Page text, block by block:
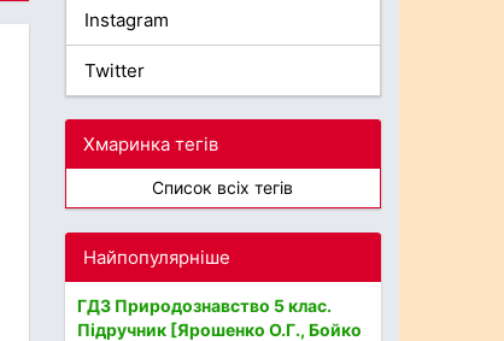
Instagram
Twitter
Хмаринка тегів
Список всіх тегів
Найпопулярніше
ГДЗ Природознавство 5 клас.
Підручник [Ярошенко О.Г., Бойко